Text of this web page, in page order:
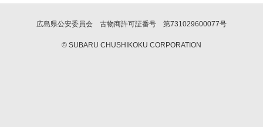
広島県公安委員会 古物商許可証番号 第731029600077号
© SUBARU CHUSHIKOKU CORPORATION